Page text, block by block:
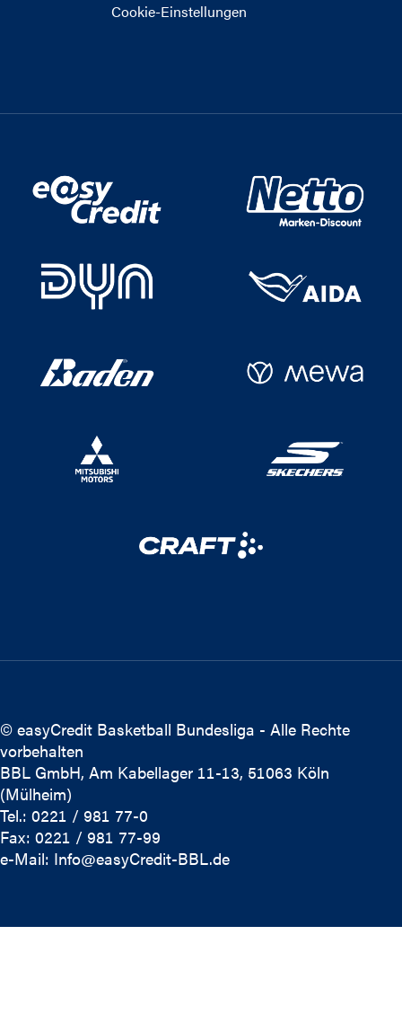
Cookie-Einstellungen
© easyCredit Basketball Bundesliga - Alle Rechte
vorbehalten
BBL GmbH, Am Kabellager 11-13, 51063 Köln
(Mülheim)
Tel.: 0221 / 981 77-0
Fax: 0221 / 981 77-99
e-Mail: Info@easyCredit-BBL.de